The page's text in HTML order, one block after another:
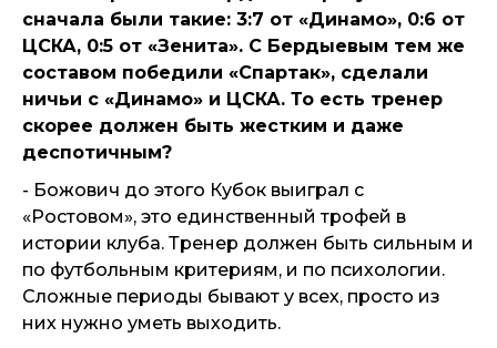
сначала были такие: 3:7 от «Динамо», 0:6 от
ЦСКА, 0:5 от «Зенита». С Бердыевым тем же
составом победили «Спартак», сделали
ничьи с «Динамо» и ЦСКА. То есть тренер
скорее должен быть жестким и даже
деспотичным?
- Божович до этого Кубок выиграл с
«Ростовом», это единственный трофей в
истории клуба. Тренер должен быть сильным и
по футбольным критериям, и по психологии.
Сложные периоды бывают у всех, просто из
них нужно уметь выходить.